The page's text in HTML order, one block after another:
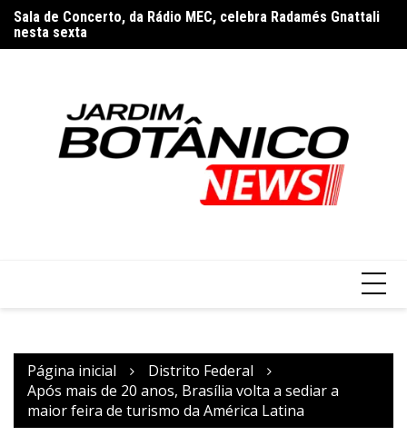
para
o
Sala de Concerto, da Rádio MEC, celebra Radamés Gnattali
nesta sexta
Página inicial
Distrito Federal
Após mais de 20 anos, Brasília volta a sediar a
maior feira de turismo da América Latina